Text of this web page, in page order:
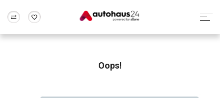
Rund um die Inzahlungnahme
Oops!